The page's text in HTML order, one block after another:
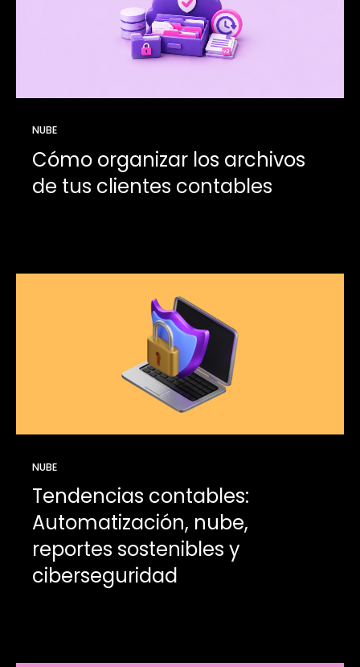
NUBE
Cómo organizar los archivos
de tus clientes contables
NUBE
Tendencias contables:
Automatización, nube,
reportes sostenibles y
ciberseguridad